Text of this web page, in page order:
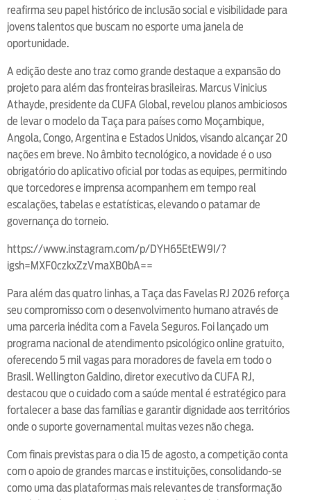
reafirma seu papel histórico de inclusão social e visibilidade para
jovens talentos que buscam no esporte uma janela de
oportunidade.
A edição deste ano traz como grande destaque a expansão do
projeto para além das fronteiras brasileiras. Marcus Vinicius
Athayde, presidente da CUFA Global, revelou planos ambiciosos
de levar o modelo da Taça para países como Moçambique,
Angola, Congo, Argentina e Estados Unidos, visando alcançar 20
nações em breve. No âmbito tecnológico, a novidade é o uso
obrigatório do aplicativo oficial por todas as equipes, permitindo
que torcedores e imprensa acompanhem em tempo real
escalações, tabelas e estatísticas, elevando o patamar de
governança do torneio.
https://www.instagram.com/p/DYH65EtEW9I/?
igsh=MXF0czkxZzVmaXB0bA==
Para além das quatro linhas, a Taça das Favelas RJ 2026 reforça
seu compromisso com o desenvolvimento humano através de
uma parceria inédita com a Favela Seguros. Foi lançado um
programa nacional de atendimento psicológico online gratuito,
oferecendo 5 mil vagas para moradores de favela em todo o
Brasil. Wellington Galdino, diretor executivo da CUFA RJ,
destacou que o cuidado com a saúde mental é estratégico para
fortalecer a base das famílias e garantir dignidade aos territórios
onde o suporte governamental muitas vezes não chega.
Com finais previstas para o dia 15 de agosto, a competição conta
com o apoio de grandes marcas e instituições, consolidando-se
como uma das plataformas mais relevantes de transformação